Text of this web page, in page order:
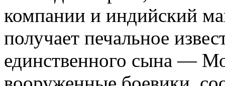
компании и индийский
получает печальное
единственного сына —